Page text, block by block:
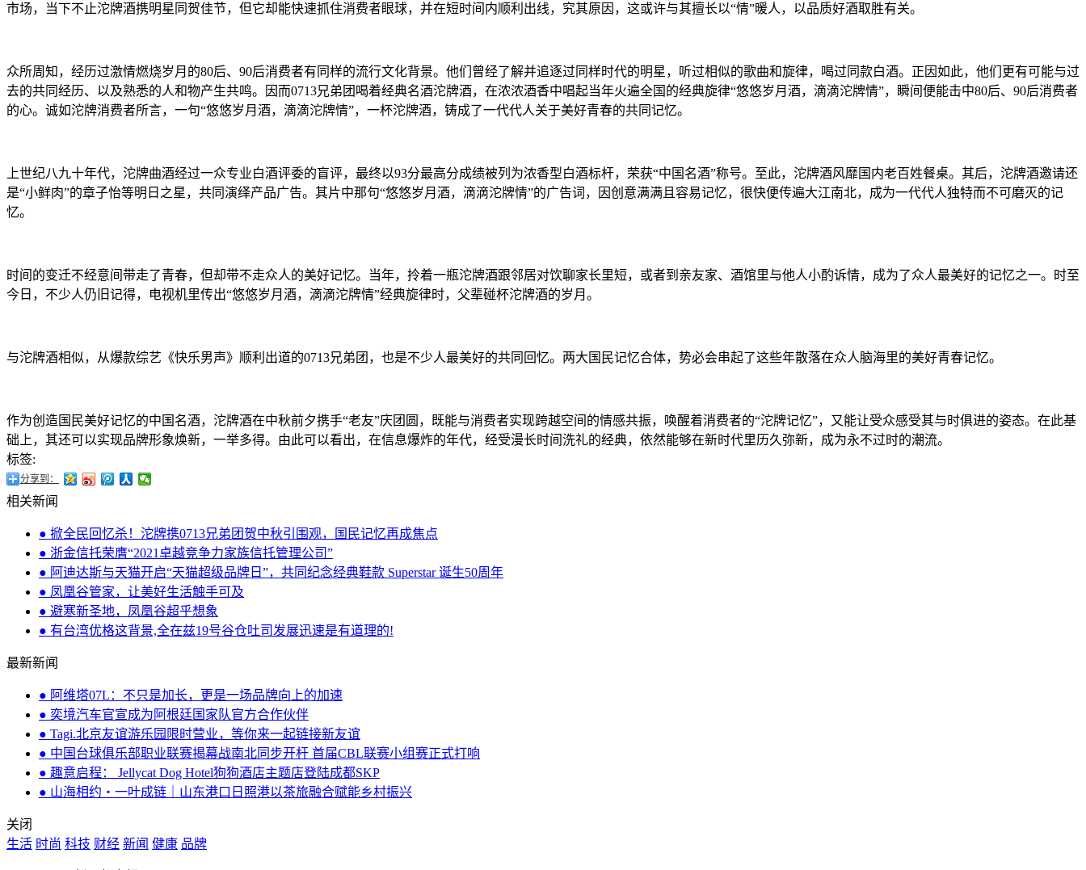
市场，当下不止沱牌酒携明星同贺佳节，但它却能快速抓住消费者眼球，并在短时间内顺利出线，究其原因，这或许与其擅长以“情”暖人，以品质好酒取胜有关。
众所周知，经历过激情燃烧岁月的80后、90后消费者有同样的流行文化背景。他们曾经了解并追逐过同样时代的明星，听过相似的歌曲和旋律，喝过同款白酒。正因如此，他们更有可能与过
去的共同经历、以及熟悉的人和物产生共鸣。因而0713兄弟团喝着经典名酒沱牌酒，在浓浓酒香中唱起当年火遍全国的经典旋律“悠悠岁月酒，滴滴沱牌情”，瞬间便能击中80后、90后消费者
的心。 诚如沱牌消费者所言，一句“悠悠岁月酒，滴滴沱牌情”，一杯沱牌酒，铸成了一代代人关于美好青春的共同记忆。
上世纪八九十年代， 沱牌曲酒经过一众专业白酒评委的盲评，最终以93分最高分成绩被列为浓香型白酒标杆，荣获“中国名酒”称号。至此，沱牌酒风靡国内老百姓餐桌。其后， 沱牌酒邀请还
是“小鲜肉”的章子怡等明日之星，共同演绎产品广告。其片中那句“悠悠岁月酒，滴滴沱牌情”的广告词，因创意满满且容易记忆，很快便传遍大江南北，成为一代代人独特而不可磨灭的记
忆。
时间的变迁不经意间带走了青春，但却带不走众人的美好记忆。当年，拎着一瓶沱牌酒跟邻居对饮聊家长里短，或者到亲友家、酒馆里与他人小酌诉情，成为了众人最美好的记忆之一。时至
今日，不少人仍旧记得，电视机里传出“悠悠岁月酒，滴滴沱牌情”经典旋律时，父辈碰杯沱牌酒的岁月。
与沱牌酒相似，从爆款综艺《快乐男声》顺利出道的0713兄弟团，也是不少人最美好的共同回忆。两大国民记忆合体，势必会串起了这些年散落在众人脑海里的美好青春记忆。
作为创造国民美好记忆的中国名酒，沱牌酒在中秋前夕携手“老友”庆团圆，既能与消费者实现跨越空间的情感共振，唤醒着消费者的“沱牌记忆”，又能让受众感受其与时俱进的姿态。在此基
础上，其还可以实现品牌形象焕新，一举多得。由此可以看出，在信息爆炸的年代，经受漫长时间洗礼的经典，依然能够在新时代里历久弥新，成为永不过时的潮流。
标签:
分享到：
相关新闻
● 掀全民回忆杀！沱牌携0713兄弟团贺中秋引围观，国民记忆再成焦点
● 浙金信托荣膺“2021卓越竞争力家族信托管理公司”
● 阿迪达斯与天猫开启“天猫超级品牌日”，共同纪念经典鞋款 Superstar 诞生50周年
● 凤凰谷管家，让美好生活触手可及
● 避寒新圣地，凤凰谷超乎想象
● 有台湾优格这背景,全在兹19号谷仓吐司发展迅速是有道理的!
最新新闻
● 阿维塔07L：不只是加长，更是一场品牌向上的加速
● 奕境汽车官宣成为阿根廷国家队官方合作伙伴
● Tagi.北京友谊游乐园限时营业，等你来一起链接新友谊
● 中国台球俱乐部职业联赛揭幕战南北同步开杆 首届CBL联赛小组赛正式打响
● 趣意启程： Jellycat Dog Hotel狗狗酒店主题店登陆成都SKP
● 山海相约・一叶成链｜山东港口日照港以茶旅融合赋能乡村振兴
关闭
生活 时尚 科技 财经 新闻 健康 品牌